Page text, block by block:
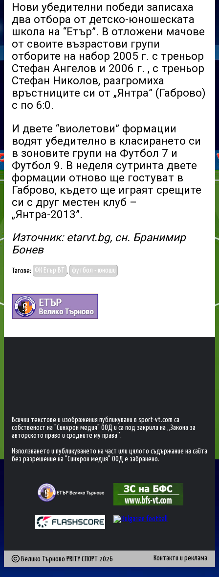
Нови убедителни победи записаха
два отбора от детско-юношеската
школа на “Етър”. В отложени мачове
от своите възрастови групи
отборите на набор 2005 г. с треньор
Стефан Ангелов и 2006 г. , с треньор
Стефан Николов, разгромиха
връстниците си от „Янтра” (Габрово)
с по 6:0.
И двете “виолетови” формации
водят убедително в класирането си
в зоновите групи на Футбол 7 и
Футбол 9. В неделя сутринта двете
формации отново ще гостуват в
Габрово, където ще играят срещите
си с друг местен клуб –
„Янтра-2013”.
Източник: etarvt.bg, сн. Бранимир
Бонев
Тагове: ФК Етър ВТ футбол - юноши
Всички текстове и изображения публикувани в sport-vt.com са
собственост на "Синхрон медия" ООД и са под закрила на „Закона за
авторското право и сродните му права“.
Използването и публикуването на част или цялото съдържание на сайта
без разрешение на "Синхрон медия" ООД е забранено.
Велико Търново PRITY СПОРТ 2026 Контакти и реклама